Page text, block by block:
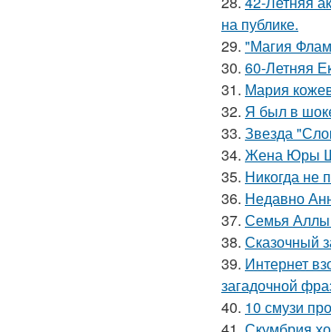
на публике.
29. "Магия
30. 60-Летняя
31. Мария
32. Я был в
33. Звезда
34. Жена Юры
35. Никогда не
36. Недавно
37. Семья Аллы
38. Сказочный
39. Интернет
загадочной
40. 10 смузи